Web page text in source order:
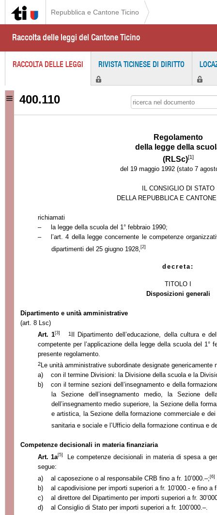
Repubblica e Cantone Ticino
Raccolta delle leggi del Cantone Ticino
RACCOLTA DELLE LEGGI RIVISTA TICINESE DI DIRITTO
400.110
Regolamento
della legge della
(RLSc)[1]
del 19 maggio 1992 (stato 7
IL CONSIGLIO DI STATO
DELLA REPUBBLICA E
richiamati
–
la legge della scuola del 1° febbraio 1990;
–
l’art. 4 della legge concernente le competenze
dipartimenti del 25 giugno 1928, [2]
decreta:
TITOLO I
Disposizioni generali
Dipartimento e unità amministrative
(art. 8 Lsc)
Art. 1[3] 1Il Dipartimento dell’educazione, della cultura e
competente per l’applicazione della legge della scuola del 1°
presente regolamento.
2 Le unità amministrative subordinate designate genericamente
a)
con il termine Divisioni: la Divisione della scuola e la
b)
con il termine sezioni dell’insegnamento e della
la Sezione dell’insegnamento medio, la Sezione
dell’insegnamento medio superiore, la Sezione della
e artistica, la Sezione della formazione commerciale e
sanitaria e sociale e l’Ufficio della formazione continua e
Competenze decisionali in materia finanziaria
Art. 1a[5]
Le competenze decisionali in materia di spesa a
segue:
a)
al caposezione o al responsabile CRB fino a fr. 10’000.–; [6]
b)
al capodivisione per importi superiori a fr. 10’000.- e fino a
c)
al direttore del Dipartimento per importi superiori a fr.
d)
al Consiglio di Stato per importi superiori a fr. 100’000.–.